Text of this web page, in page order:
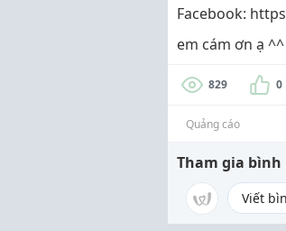
Facebook:
em cám ơn ạ ^^
829 0
Quảng cáo
Tham gia bình